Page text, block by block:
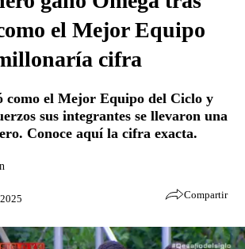
el Mejor Equipo
cifra
como el Mejor Equipo del Ciclo y
sus integrantes se llevaron una
Conoce aquí la cifra exacta.
Compartir